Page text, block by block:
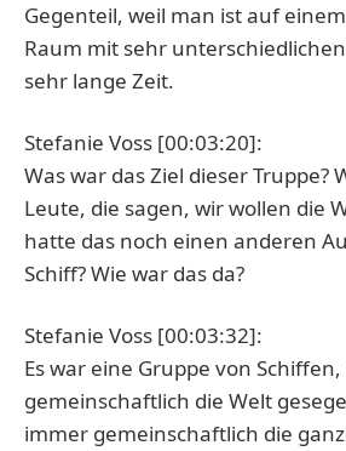
Gegenteil, weil man ist auf
Raum mit sehr
sehr lange Zeit.
Stefanie Voss [00:03:20]:
Was war das Ziel dieser Truppe?
Leute, die sagen, wir wollen die
hatte das noch einen anderen
Schiff? Wie war das da?
Stefanie Voss [00:03:32]:
Es war eine Gruppe von Schiffen,
gemeinschaftlich die Welt
immer gemeinschaftlich die